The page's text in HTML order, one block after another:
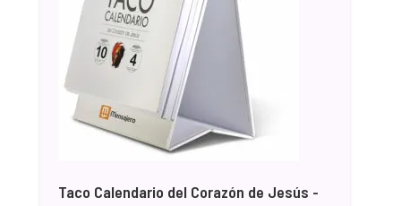
Taco Calendario del Corazón de Jesús -